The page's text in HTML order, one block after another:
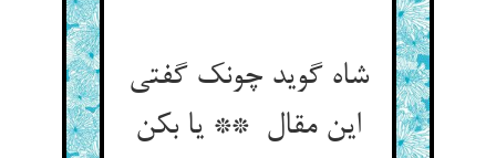
شاه گوید چونک گفتی
این مقال ** یا بکن